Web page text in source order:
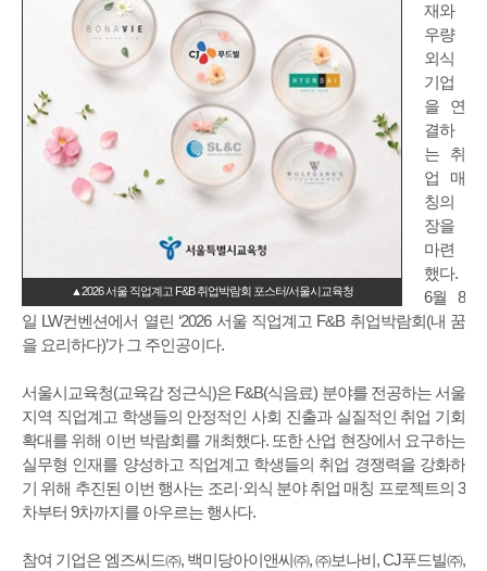
▲2026 서울 직업계고 F&B 취업박람회 포스터/서울시교육청
재와
우량
외식
기업
을 연
결하
는 취
업 매
칭의
장을
마련
했다.
6월 8
일 LW컨벤션에서 열린 ‘2026 서울 직업계고 F&B 취업박람회(내 꿈
을 요리하다)’가 그 주인공이다.
서울시교육청(교육감 정근식)은 F&B(식음료) 분야를 전공하는 서울
지역 직업계고 학생들의 안정적인 사회 진출과 실질적인 취업 기회
확대를 위해 이번 박람회를 개최했다. 또한 산업 현장에서 요구하는
실무형 인재를 양성하고 직업계고 학생들의 취업 경쟁력을 강화하
기 위해 추진된 이번 행사는 조리·외식 분야 취업 매칭 프로젝트의 3
차부터 9차까지를 아우르는 행사다.
참여 기업은 엠즈씨드㈜, 백미당아이앤씨㈜, ㈜보나비, CJ푸드빌㈜,